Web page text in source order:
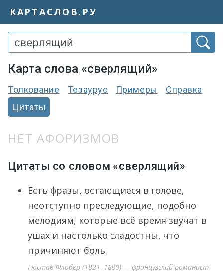
КАРТАСЛОВ.РУ
Карта слова «сверлящий»
Толкование Тезаурус Примеры
Справка
Цитаты
НЕТ АФОРИЗМОВ
Цитаты со словом «сверлящий»
Есть фразы, остающиеся в голове,
неотступно преследующие, подобно
мелодиям, которые всё время звучат в
ушах и настолько сладостны, что
причиняют боль.
Гюстав Флобер (1821–1880) — французский романист